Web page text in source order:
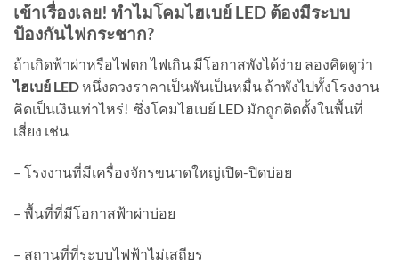
เข้าเรื่องเลย! ทำไมโคมไฮเบย์ LED ต้องมีระบบ
ป้องกันไฟกระชาก?
ถ้าเกิดฟ้าผ่าหรือไฟตก ไฟเกิน มีโอกาสพังได้ง่าย ลองคิดดูว่า
ไฮเบย์ LEDหนึ่งดวงราคาเป็นพันเป็นหมื่น ถ้าพังไปทั้งโรงงาน
คิดเป็นเงินเท่าไหร่! ซึ่งโคมไฮเบย์ LED มักถูกติดตั้งในพื้นที่
เสี่ยง เช่น
– โรงงานที่มีเครื่องจักรขนาดใหญ่เปิด-ปิดบ่อย
– พื้นที่ที่มีโอกาสฟ้าผ่าบ่อย
– สถานที่ที่ระบบไฟฟ้าไม่เสถียร